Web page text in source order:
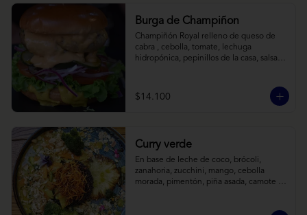
Burga de Champiñon
Champiñón Royal relleno de queso de
cabra , cebolla, tomate, lechuga
hidropónica, pepinillos de la casa, salsa
$14.100
Curry verde
En base de leche de coco, brócoli,
zanahoria, zucchini, mango, cebolla
morada, pimentón, piña asada, camote